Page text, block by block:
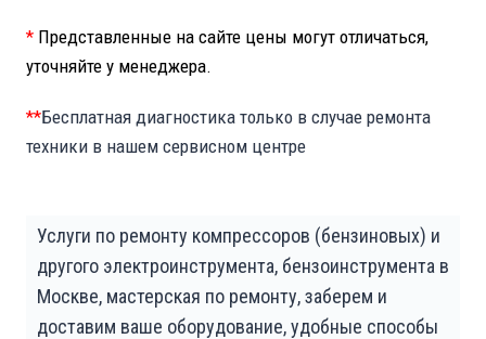
* Представленные на сайте цены могут отличаться,
уточняйте у менеджера.
**Бесплатная диагностика только в случае ремонта
техники в нашем сервисном центре
Услуги по ремонту компрессоров (бензиновых) и
другого электроинструмента, бензоинструмента в
Москве, мастерская по ремонту, заберем и
доставим ваше оборудование, удобные способы